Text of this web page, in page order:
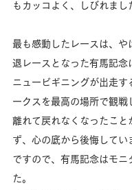
もカッコよく、しびれまし
最も感動したレースは、や
退レースとなった有馬記念
ニュービギニングが出走す
ークスを最高の場所で観戦
離れて戻れなくなったこと
ず、心の底から後悔してい
ですので、有馬記念はモニ
た。